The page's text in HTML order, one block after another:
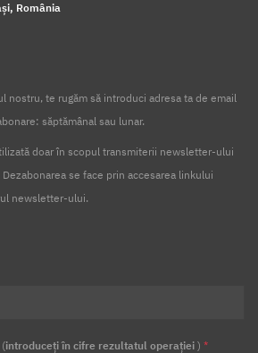
România
nostru, te rugăm să introduci adresa ta de email
săptămânal sau lunar.
doar în scopul transmiterii newsletter-ului
se face prin accesarea linkului
newsletter-ului.
introduceți în cifre rezultatul operației ) *